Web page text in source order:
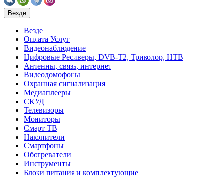
Везде
Везде
Оплата Услуг
Видеонаблюдение
Цифровые Ресиверы, DVB-T2, Триколор, НТВ
Антенны, связь, интернет
Видеодомофоны
Охранная сигнализация
Медиаплееры
СКУД
Телевизоры
Мониторы
Смарт ТВ
Накопители
Смартфоны
Обогреватели
Инструменты
Блоки питания и комплектующие